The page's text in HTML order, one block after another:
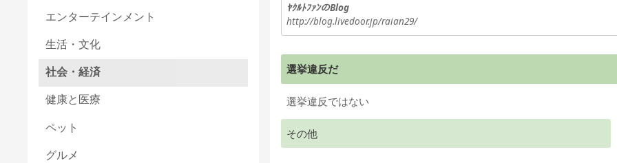
ﾔｸﾙﾄﾌｧﾝのBlog
http://blog.livedoor.jp/raian29/
選挙違反だ
選挙違反ではない
その他
エンターテインメント
生活・文化
社会・経済
健康と医療
ペット
グルメ